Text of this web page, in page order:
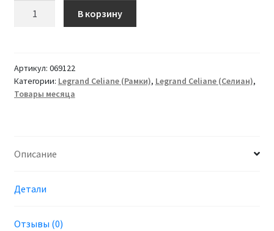
2-
ая
(зеркало)
В корзину
Артикул: 069122
Категории: Legrand Celiane (Рамки), Legrand Celiane (Селиан),
Товары месяца
Описание
Детали
Отзывы (0)